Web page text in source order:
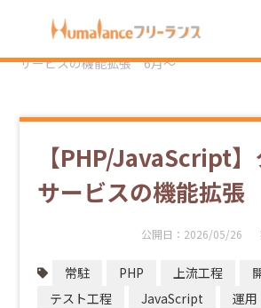
HOME 勤務スタイル
サービスの機能拡張 6月～
【PHP/JavaScript
サービスの機能拡
公開日： 2026/05/26
常駐 PHP 上流工程
テスト工程
JavaScript 運用